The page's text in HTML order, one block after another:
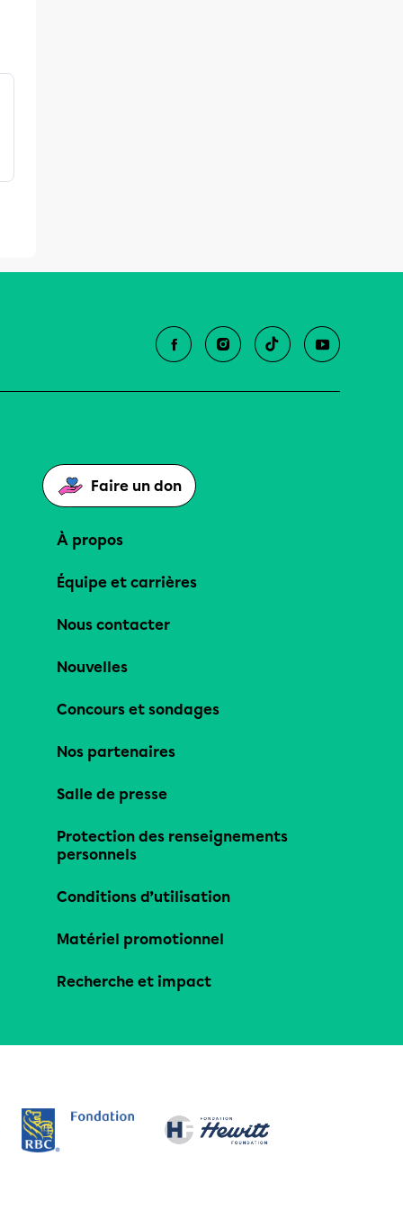
Faire un don
À propos
Équipe et carrières
Nous contacter
Nouvelles
Concours et sondages
Nos partenaires
Salle de presse
Protection des renseignements
personnels
Conditions d’utilisation
Matériel promotionnel
Recherche et impact